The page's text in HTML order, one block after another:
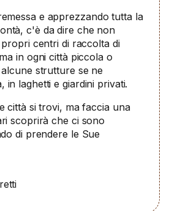
e apprezzando tutta la
c'è da dire che non
centri di raccolta di
in ogni città piccola o
strutture se ne
in laghetti e giardini privati.
città si trovi, ma faccia una
scoprirà che ci sono
di prendere le Sue